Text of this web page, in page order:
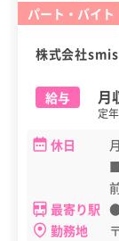
パート・バイト
株式会社smis
給与 月
定
休日
最寄り駅
勤務地